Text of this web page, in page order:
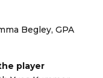
Begley, GPA
player